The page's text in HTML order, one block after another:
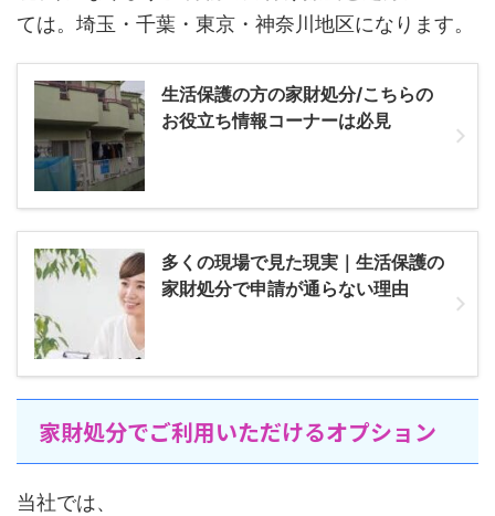
ては。埼玉・千葉・東京・神奈川地区になります。
生活保護の方の家財処分/こちらの
お役立ち情報コーナーは必見
多くの現場で見た現実｜生活保護の
家財処分で申請が通らない理由
家財処分でご利用いただけるオプション
当社では、